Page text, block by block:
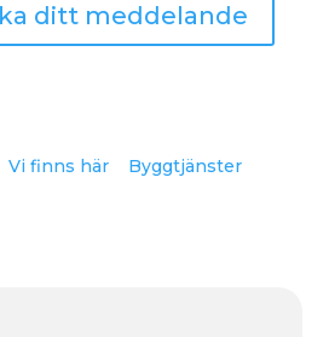
ditt meddelande
Vi finns här Byggtjänster